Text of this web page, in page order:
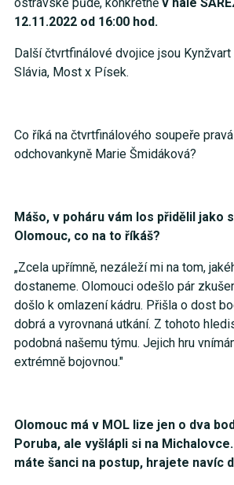
ostravské půdě, konkrétně v hale
12.11.2022 od 16:00 hod.
Další čtvrtfinálové dvojice jsou
Slávia, Most x Písek.
Co říká na čtvrtfinálového soupeře
odchovankyně Marie Šmidáková?
Mášo, v poháru vám los přidělil jako
Olomouc, co na to říkáš?
„Zcela upřímně, nezáleží mi na tom,
dostaneme. Olomouci odešlo pár
došlo k omlazení kádru. Přišla o dost
dobrá a vyrovnaná utkání. Z tohoto
podobná našemu týmu. Jejich hru
extrémně bojovnou."
Olomouc má v MOL lize jen o dva
Poruba, ale vyšlápli si na
máte šanci na postup, hrajete navíc